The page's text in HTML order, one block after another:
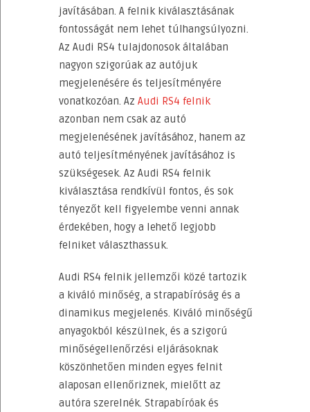
javításában. A felnik kiválasztásának
fontosságát nem lehet túlhangsúlyozni.
Az Audi RS4 tulajdonosok általában
nagyon szigorúak az autójuk
megjelenésére és teljesítményére
vonatkozóan. Az Audi RS4 felnik
azonban nem csak az autó
megjelenésének javításához, hanem az
autó teljesítményének javításához is
szükségesek. Az Audi RS4 felnik
kiválasztása rendkívül fontos, és sok
tényezőt kell figyelembe venni annak
érdekében, hogy a lehető legjobb
felniket választhassuk.
Audi RS4 felnik jellemzői közé tartozik
a kiváló minőség, a strapabíróság és a
dinamikus megjelenés. Kiváló minőségű
anyagokból készülnek, és a szigorú
minőségellenőrzési eljárásoknak
köszönhetően minden egyes felnit
alaposan ellenőriznek, mielőtt az
autóra szerelnék. Strapabíróak és